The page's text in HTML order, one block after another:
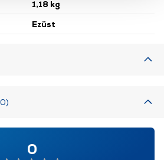
szükségesek. Az oldal
ésAdatvédelem
1,18 kg
Ezüst
0